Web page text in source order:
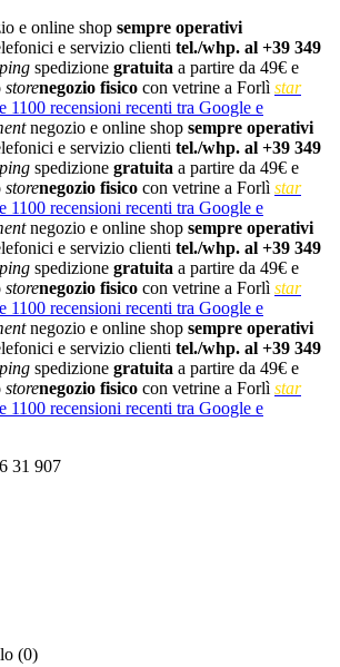
e online shop sempre operativi
e servizio clienti tel./whp. al +39 349
spedizione gratuita a partire da 49€ e
storenegozio fisico con vetrine a Forlì star
1100 recensioni recenti tra Google e
negozio e online shop sempre operativi
e servizio clienti tel./whp. al +39 349
spedizione gratuita a partire da 49€ e
storenegozio fisico con vetrine a Forlì star
1100 recensioni recenti tra Google e
negozio e online shop sempre operativi
e servizio clienti tel./whp. al +39 349
spedizione gratuita a partire da 49€ e
storenegozio fisico con vetrine a Forlì star
1100 recensioni recenti tra Google e
negozio e online shop sempre operativi
e servizio clienti tel./whp. al +39 349
spedizione gratuita a partire da 49€ e
storenegozio fisico con vetrine a Forlì star
1100 recensioni recenti tra Google e
31 907
(0)